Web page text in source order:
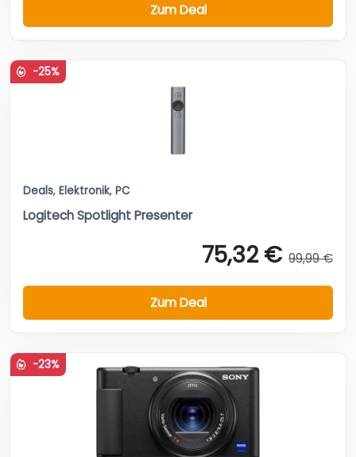
Zum Deal
-25%
Deals, Elektronik, PC
Logitech Spotlight Presenter
75,32 € 99,99 €
Zum Deal
-23%